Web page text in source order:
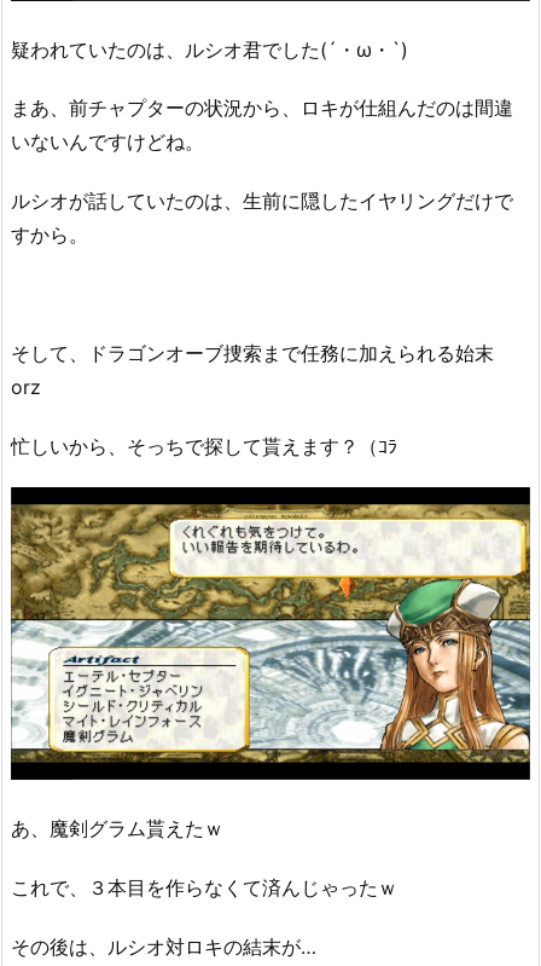
疑われていたのは、ルシオ君でした(´・ω・`)
まあ、前チャプターの状況から、ロキが仕組んだのは間違
いないんですけどね。
ルシオが話していたのは、生前に隠したイヤリングだけで
すから。
そして、ドラゴンオーブ捜索まで任務に加えられる始末
orz
忙しいから、そっちで探して貰えます？（ｺﾗ
あ、魔剣グラム貰えたｗ
これで、３本目を作らなくて済んじゃったｗ
その後は、ルシオ対ロキの結末が…